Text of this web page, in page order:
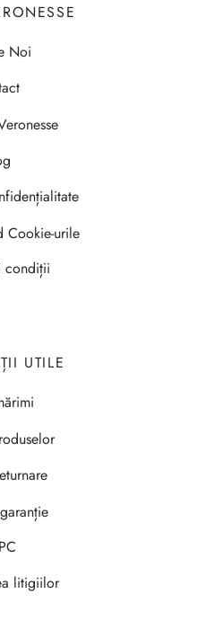
Noi
Cookie-urile
condiții
UTILE
litigiilor